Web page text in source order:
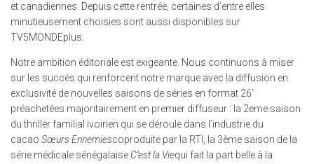
et canadiennes. Depuis cette rentrée, certaines d’entre elles
minutieusement choisies sont aussi disponibles sur
TV5MONDEplus.
Notre ambition éditoriale est exigeante. Nous continuons à miser
sur les succès qui renforcent notre marque avec la diffusion en
exclusivité de nouvelles saisons de séries en format 26’
préachetées majoritairement en premier diffuseur : la 2eme saison
du thriller familial ivoirien qui se déroule dans l’industrie du
cacao Sœurs Ennemiescoproduite par la RTI, la 3ème saison de la
série médicale sénégalaise C’est la Viequi fait la part belle à la